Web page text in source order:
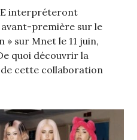
interpréteront
première sur le
» sur Mnet le 11 juin,
quoi découvrir la
cette collaboration